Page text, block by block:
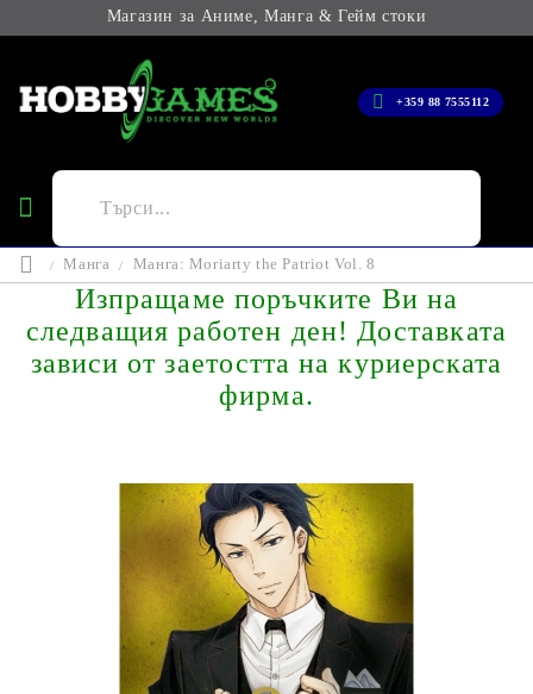
Магазин за Аниме, Манга & Гейм стоки
+359 88 7555112
Манга Манга: Moriarty the Patriot Vol. 8
Изпращаме поръчките Ви на
следващия работен ден! Доставката
зависи от заетостта на куриерската
фирма.